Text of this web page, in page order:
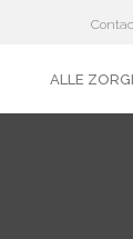
ALLE